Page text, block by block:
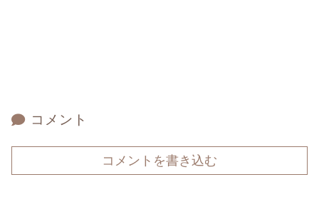
コメント
コメントを書き込む